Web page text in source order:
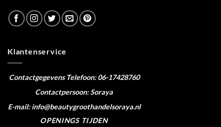
Klantenservice
ContactgegevensTelefoon: 06-17428760
Contactpersoon: Soraya
E-mail: info@beautygroothandelsoraya.nl
OPENINGS TIJDEN